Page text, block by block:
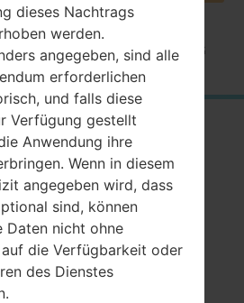
→Galaxy S6 →SamsungSC-05G
S6
Vergleiche
dieses Nachtrags
werden.
angegeben, sind alle
erforderlichen
und falls diese
Verfügung gestellt
Anwendung ihre
Wenn in diesem
angegeben wird, dass
sind, können
Daten nicht ohne
die Verfügbarkeit oder
des Dienstes